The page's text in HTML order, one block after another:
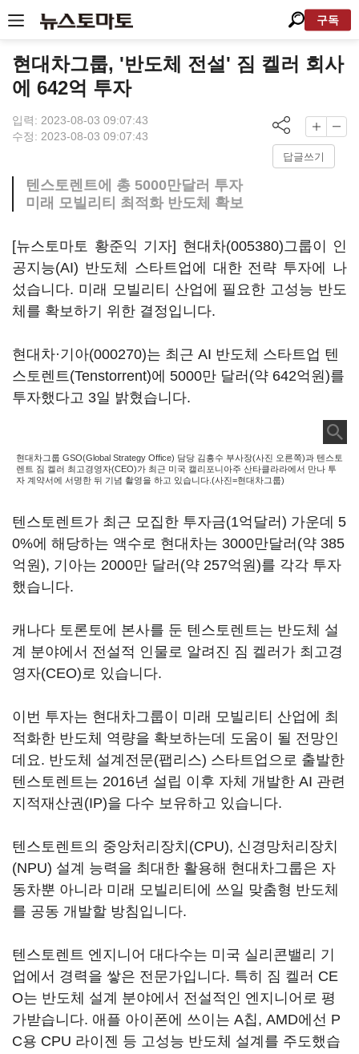
구독
현대차그룹, '반도체 전설' 짐 켈러 회사
에 642억 투자
입력: 2023-08-03 09:07:43
수정: 2023-08-03 09:07:43
답글쓰기
텐스토렌트에 총 5000만달러 투자
미래 모빌리티 최적화 반도체 확보
[뉴스토마토 황준익 기자] 현대차(005380)그룹이 인
공지능(AI) 반도체 스타트업에 대한 전략 투자에 나
섰습니다. 미래 모빌리티 산업에 필요한 고성능 반도
체를 확보하기 위한 결정입니다.
현대차·기아(000270)는 최근 AI 반도체 스타트업 텐
스토렌트(Tenstorrent)에 5000만 달러(약 642억원)를
투자했다고 3일 밝혔습니다.
현대차그룹 GSO(Global Strategy Office) 담당 김흥수 부사장(사진 오른쪽)과 텐스토
렌트 짐 켈러 최고경영자(CEO)가 최근 미국 캘리포니아주 산타클라라에서 만나 투
자 계약서에 서명한 뒤 기념 촬영을 하고 있습니다.(사진=현대차그룹)
텐스토렌트가 최근 모집한 투자금(1억달러) 가운데 5
0%에 해당하는 액수로 현대차는 3000만달러(약 385
억원), 기아는 2000만 달러(약 257억원)를 각각 투자
했습니다.
캐나다 토론토에 본사를 둔 텐스토렌트는 반도체 설
계 분야에서 전설적 인물로 알려진 짐 켈러가 최고경
영자(CEO)로 있습니다.
이번 투자는 현대차그룹이 미래 모빌리티 산업에 최
적화한 반도체 역량을 확보하는데 도움이 될 전망인
데요. 반도체 설계전문(팹리스) 스타트업으로 출발한
텐스토렌트는 2016년 설립 이후 자체 개발한 AI 관련
지적재산권(IP)을 다수 보유하고 있습니다.
텐스토렌트의 중앙처리장치(CPU), 신경망처리장치
(NPU) 설계 능력을 최대한 활용해 현대차그룹은 자
동차뿐 아니라 미래 모빌리티에 쓰일 맞춤형 반도체
를 공동 개발할 방침입니다.
텐스토렌트 엔지니어 대다수는 미국 실리콘밸리 기
업에서 경력을 쌓은 전문가입니다. 특히 짐 켈러 CE
O는 반도체 설계 분야에서 전설적인 엔지니어로 평
가받습니다. 애플 아이폰에 쓰이는 A칩, AMD에선 P
C용 CPU 라이젠 등 고성능 반도체 설계를 주도했습